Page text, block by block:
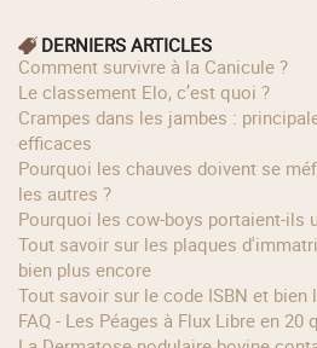
DERNIERS ARTICLES
Comment survivre à la Canicule ?
Le classement Elo, c’est quoi ?
Crampes dans les jambes : principales causes et solutions
efficaces
Pourquoi les chauves doivent se méfier du soleil bien plus que
les autres ?
Pourquoi les cow‑boys portaient‑ils
Tout savoir sur les plaques d'immatriculation françaises et
bien plus encore
Tout savoir sur le code ISBN et
FAQ - Les Péages à Flux Libre en 20